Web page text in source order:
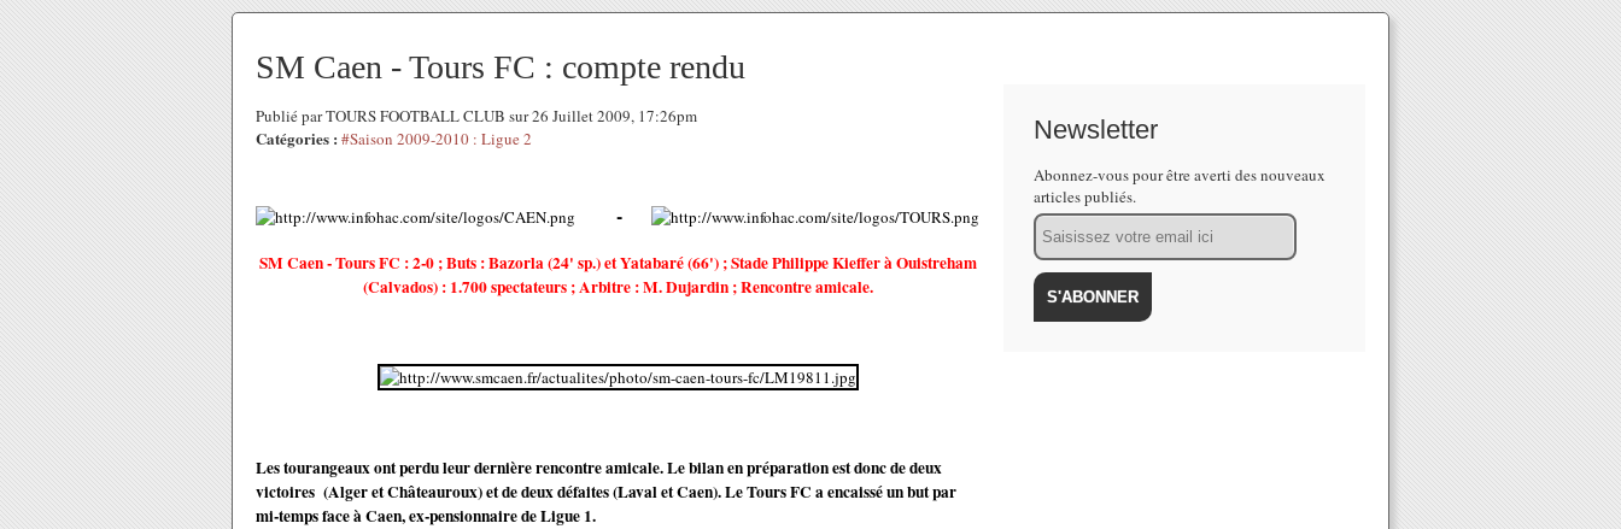
SM Caen - Tours FC : compte rendu
Publié par TOURS FOOTBALL CLUB sur 26 Juillet 2009, 17:26pm
Catégories : #Saison 2009-2010 : Ligue 2
-
SM Caen - Tours FC : 2-0 ; Buts : Bazorla (24' sp.) et Yatabaré (66') ; Stade Philippe Kieffer à Ouistreham
(Calvados) : 1.700 spectateurs ; Arbitre : M. Dujardin ;Rencontre amicale.
Les tourangeaux ont perdu leur dernière rencontre amicale. Le bilan en préparation est donc de deux
victoires (Alger et Châteauroux) et de deux défaites (Laval et Caen). Le Tours FC a encaissé un but par
mi-temps face à Caen, ex-pensionnaire de Ligue 1.
Newsletter
Abonnez-vous pour être averti des nouveaux
articles publiés.
Email